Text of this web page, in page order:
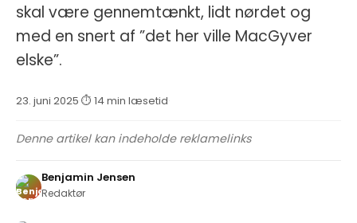
skal være gennemtænkt, lidt nørdet og
med en snert af ”det her ville MacGyver
elske”.
23. juni 2025·⏱ 14 min læsetid·
Denne artikel kan indeholde reklamelinks
Benjamin Jensen
Redaktør